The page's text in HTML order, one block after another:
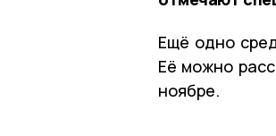
Ещё одно
Её можно
ноябре.